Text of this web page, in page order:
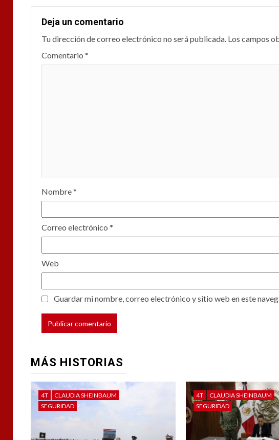
Deja un comentario
Tu dirección de correo electrónico no será publicada. Los campos
Comentario *
Nombre*
Correo electrónico *
Web
Guardar mi nombre, correo electrónico y sitio web en este
MÁS HISTORIAS
4T
CLAUDIA SHEINBAUM
SEGURIDAD
4T
CLAUDIA SHEINBAUM
SEGURIDAD